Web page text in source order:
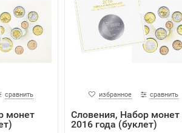
сравнить
монет
избранное сравнить
Словения, Набор монет
2016 года (буклет)